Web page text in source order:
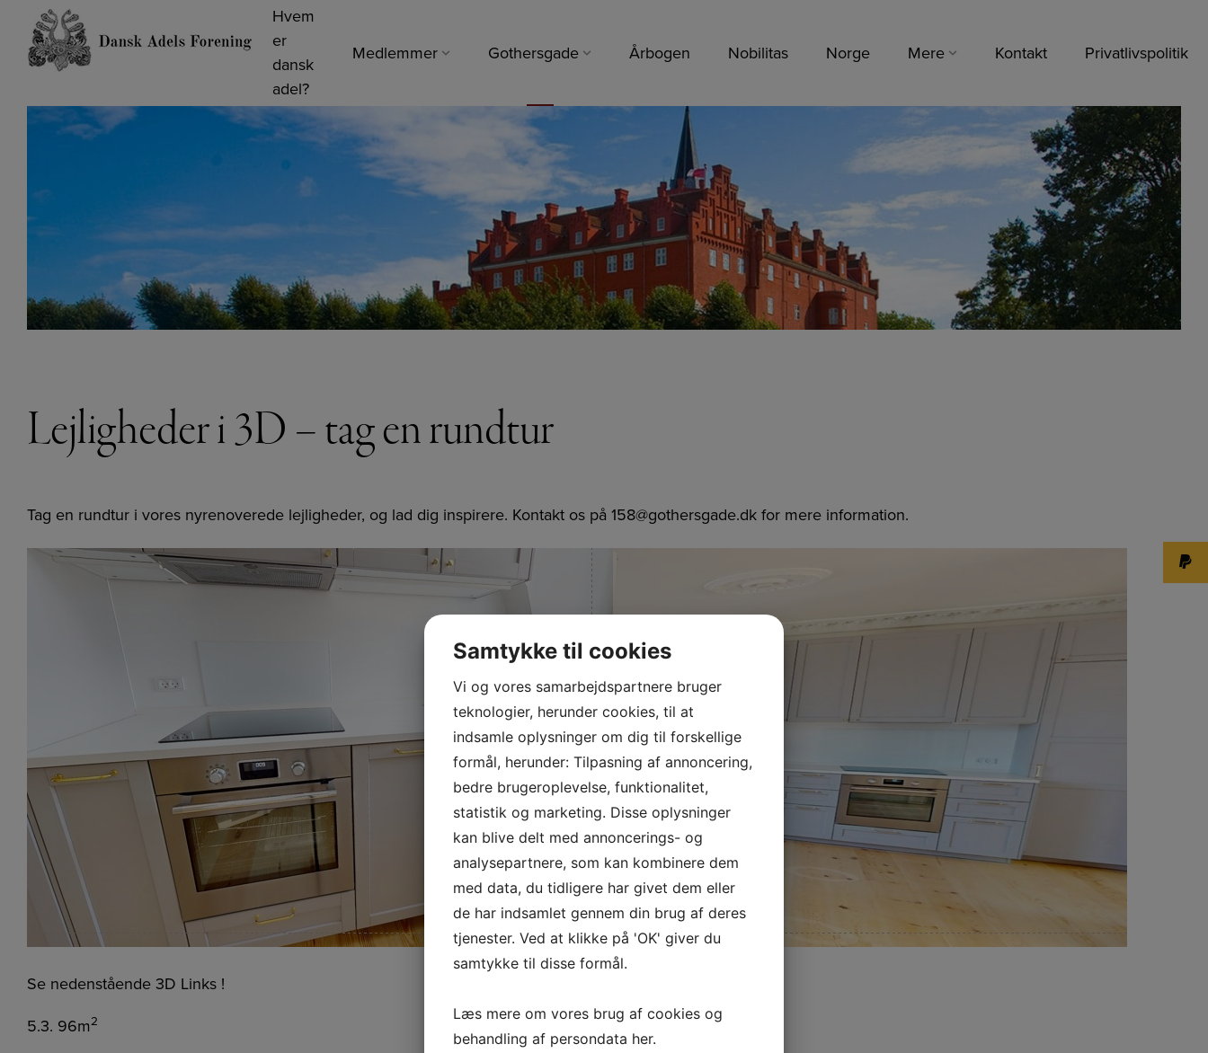
indholdet
Hvem
er
dansk
adel?
Medlemmer Gothersgade Årbogen Nobilitas Norge Mere Kontakt Privatlivspolitik
Lejligheder i 3D – tag en rundtur
Tag en rundtur i vores nyrenoverede lejligheder, og lad dig inspirere. Kontakt os på 158@gothersgade.dkfor mere information.
Se nedenstående 3D Links !
5.3. 96m2
Samtykke til cookies
Vi og vores samarbejdspartnere bruger
teknologier, herunder cookies, til at
indsamle oplysninger om dig til forskellige
formål, herunder: Tilpasning af annoncering,
bedre brugeroplevelse, funktionalitet,
statistik og marketing. Disse oplysninger
kan blive delt med annoncerings- og
analysepartnere, som kan kombinere dem
med data, du tidligere har givet dem eller
de har indsamlet gennem din brug af deres
tjenester. Ved at klikke på 'OK' giver du
samtykke til disse formål.
Læs mere om vores brug af cookies og
behandling af persondata her.